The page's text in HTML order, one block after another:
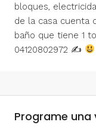
bloques,
de la casa cuenta
baño que tiene 1
04120802972 ✍
Programe una